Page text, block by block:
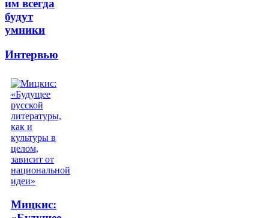
им всегда
будут
умники
Интервью
Мицкис: